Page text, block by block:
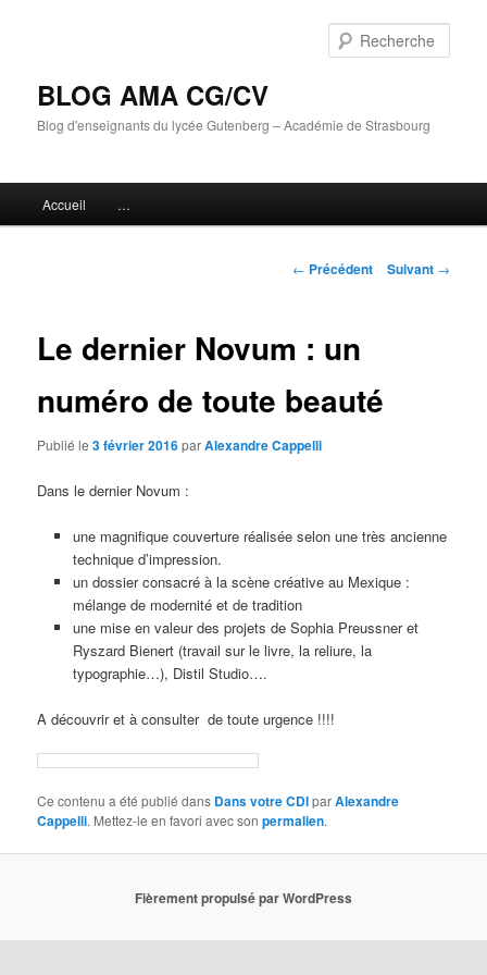
BLOG AMA CG/CV
Blog d'enseignants du lycée Gutenberg – Académie de Strasbourg
principal
Accueil …
Navigation
← Précédent Suivant →
Le dernier Novum : un
numéro de toute beauté
Publié le3 février 2016parAlexandre Cappelli
Dans le dernier Novum :
une magnifique couverture réalisée selon une très ancienne
technique d’impression.
un dossier consacré à la scène créative au Mexique :
mélange de modernité et de tradition
une mise en valeur des projets de Sophia Preussner et
Ryszard Bienert (travail sur le livre, la reliure, la
typographie…), Distil Studio….
A découvrir et à consulter de toute urgence !!!!
Ce contenu a été publié dans Dans votre CDIparAlexandre
Cappelli. Mettez-le en favori avec sonpermalien.
Fièrement propulsé par WordPress